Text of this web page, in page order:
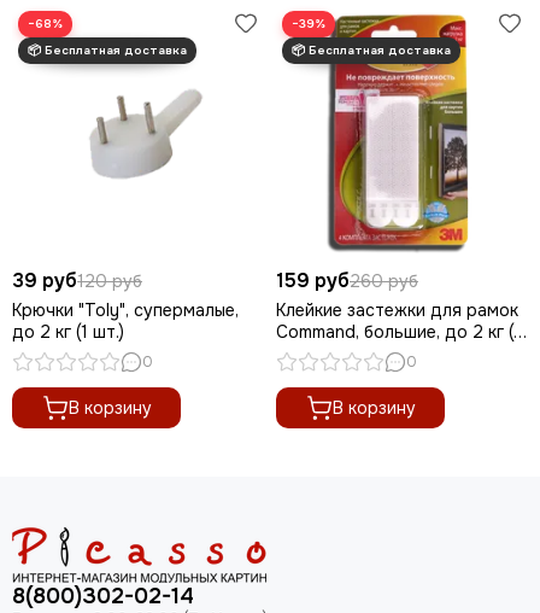
−68%
39 руб120 руб
Крючки "Toly", супермалые,
до 2 кг (1 шт.)
0
В корзину
−39%
159 руб260 руб
Клейкие застежки для рамок
Command, большие, до 2 кг (1
шт.)
0
В корзину
8(800)302-02-14